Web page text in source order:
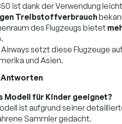
ist dank der Verwendung
Treibstoffverbrauch
des Flugzeugs bietet
setzt diese Flugzeuge
und Asien.
Antworten
Modell für Kinder geeignet?
ist aufgrund seiner
Sammler gedacht.